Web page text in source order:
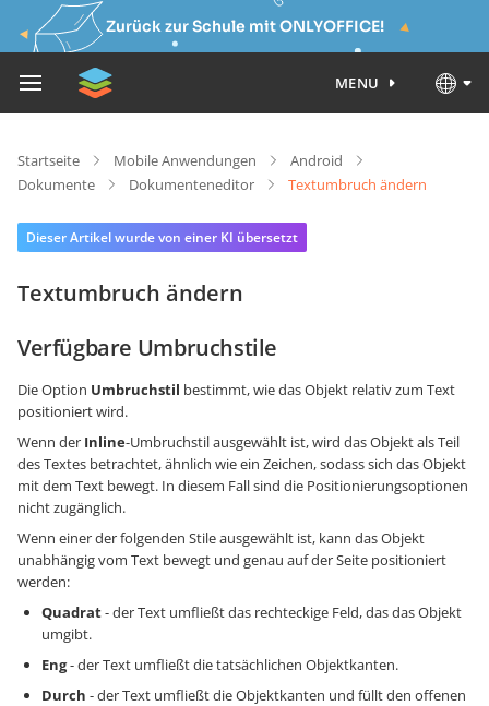
Zurück zur Schule mit ONLYOFFICE!
MENU
Startseite Mobile Anwendungen
Android
Dokumente
Dokumenteneditor Textumbruch ändern
Dieser Artikel wurde von einer KI übersetzt
Textumbruch ändern
Verfügbare Umbruchstile
Die Option Umbruchstil bestimmt, wie das Objekt relativ zum Text
positioniert wird.
Wenn der Inline-Umbruchstil ausgewählt ist, wird das Objekt als Teil
des Textes betrachtet, ähnlich wie ein Zeichen, sodass sich das Objekt
mit dem Text bewegt. In diesem Fall sind die Positionierungsoptionen
nicht zugänglich.
Wenn einer der folgenden Stile ausgewählt ist, kann das Objekt
unabhängig vom Text bewegt und genau auf der Seite positioniert
werden:
Quadrat- der Text umfließt das rechteckige Feld, das das Objekt
umgibt.
Eng- der Text umfließt die tatsächlichen Objektkanten.
Durch - der Text umfließt die Objektkanten und füllt den offenen